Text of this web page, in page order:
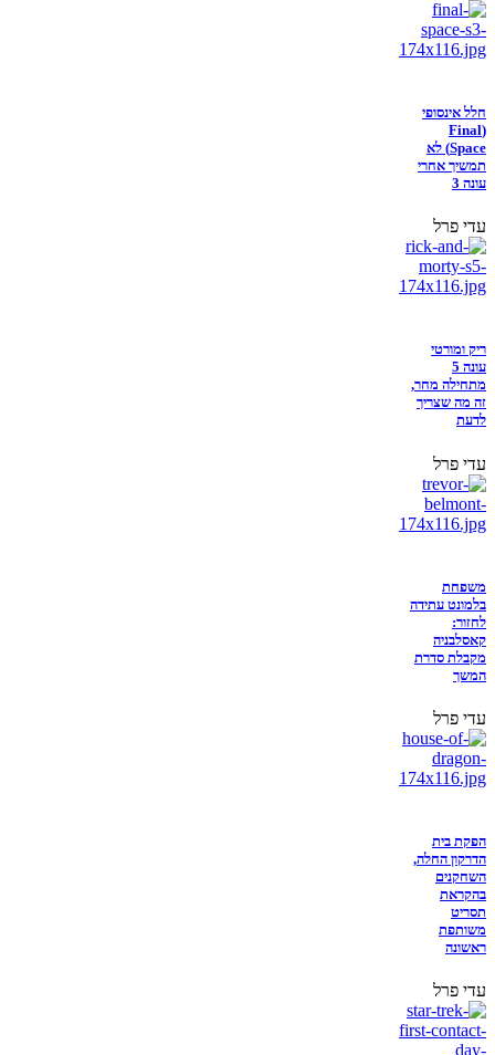
חלל אינסופי
(Final
Space) לא
תמשיך אחרי
עונה 3
עדי פרל
ריק ומורטי
עונה 5
מתחילה מחר,
זה מה שצריך
לדעת
עדי פרל
משפחת
בלמונט עתידה
לחזור:
קאסלבניה
מקבלת סדרת
המשך
עדי פרל
הפקת בית
הדרקון החלה,
השחקנים
בהקראת
תסריט
משותפת
ראשונה
עדי פרל